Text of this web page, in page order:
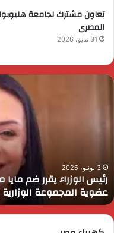
تعاون مشترك لجامعة
المصرى
31 مايو، 2026
رئيس
التضامن
الاجتماعي
إلى
عضوية
المجموعة
الوزارية
3 يونيو، 2026
رئيس الوزراء يقرر ضم
عضوية المجموعة الوزارية